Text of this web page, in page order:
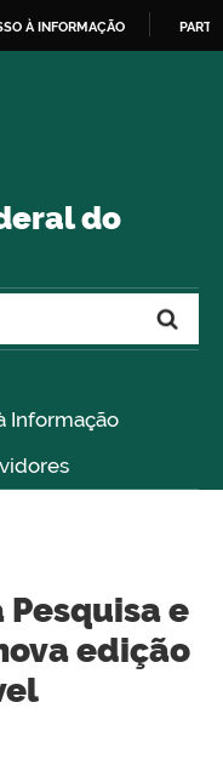
À INFORMAÇÃO
do
Informação
e
edição